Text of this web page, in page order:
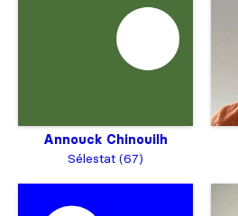
Annouck Chinouilh
Sélestat (67)